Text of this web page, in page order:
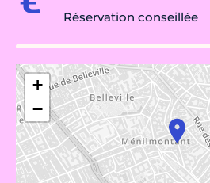
Réservation conseillée
+
−